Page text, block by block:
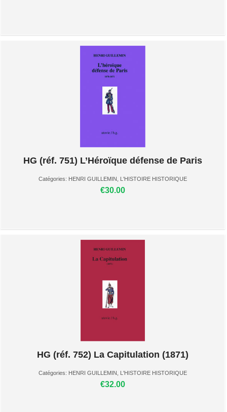
HG (réf. 751) L’Héroïque défense de Paris
Catégories: HENRI GUILLEMIN L'HISTOIRE HISTORIQUE
€30.00
HG (réf. 752) La Capitulation (1871)
Catégories: HENRI GUILLEMIN L'HISTOIRE HISTORIQUE
€32.00